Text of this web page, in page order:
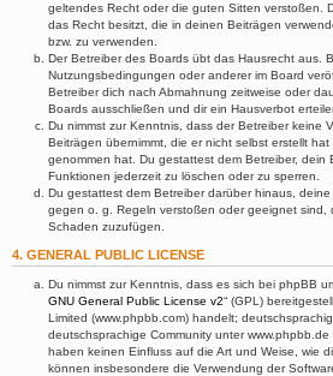
geltendes Recht oder die guten Sitten verstoßen.
das Recht besitzt, die in deinen Beiträgen
bzw. zu verwenden.
Der Betreiber des Boards übt das Hausrecht aus.
Nutzungsbedingungen oder anderer im Board
Betreiber dich nach Abmahnung zeitweise oder
Boards ausschließen und dir ein Hausverbot
Du nimmst zur Kenntnis, dass der Betreiber keine
Beiträgen übernimmt, die er nicht selbst erstellt
genommen hat. Du gestattest dem Betreiber, dein
Funktionen jederzeit zu löschen oder zu sperren.
Du gestattest dem Betreiber darüber hinaus,
gegen o. g. Regeln verstoßen oder geeignet sind,
Schaden zuzufügen.
4. GENERAL PUBLIC LICENSE
Du nimmst zur Kenntnis, dass es sich bei phpBB
GNU General Public License v2“ (GPL)
Limited (www.phpbb.com) handelt;
deutschsprachige Community unter
haben keinen Einfluss auf die Art und Weise, wie
können insbesondere die Verwendung der